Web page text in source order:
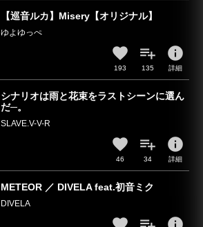
【巡音ルカ】Misery【オリジナル】
ゆよゆっぺ
193 135
info
詳細
シナリオは雨と花束をラストシーンに選ん
だ─。
SLAVE.V-V-R
46 34
info
詳細
METEOR ／ DIVELA feat.初音ミク
DIVELA